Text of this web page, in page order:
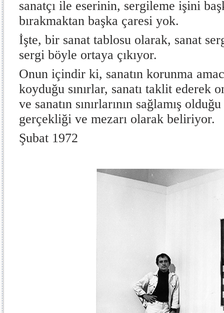
sanatçı ile eserinin, sergileme işini
bırakmaktan başka çaresi yok.
İşte, bir sanat tablosu olarak, sanat
sergi böyle ortaya çıkıyor.
Onun içindir ki, sanatın korunma
koyduğu sınırlar, sanatı taklit ederek
ve sanatın sınırlarının sağlamış
gerçekliği ve mezarı olarak beliriyor.
Şubat 1972